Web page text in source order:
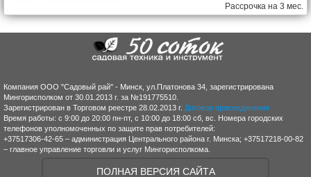
Рассрочка на 3 мес.
Компания ООО "Садовый рай" - Минск, ул.Платонова 34, зарегистрирована
Мингорисполком от 30.01.2013 г. за №191775510.
Зарегистрирован в Торговом реестре 28.02.2013 г. Договор присоединения
Время работы: с 9:00 до 20:00 пн-пт, с 10:00 до 18:00 сб, вс. Номера городских
телефонов уполномоченных по защите прав потребителей:
+37517306-42-65 – администрация Центрального района г. Минска; +37517218-00-82
– главное управление торговли и услуг Мингорисполкома.
ПОЛНАЯ ВЕРСИЯ САЙТА